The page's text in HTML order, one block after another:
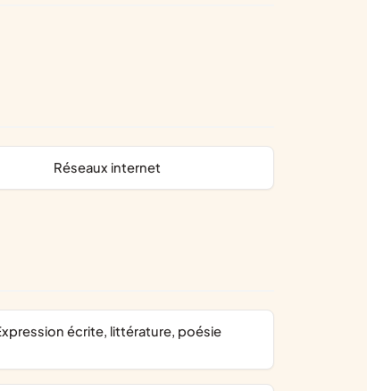
réseaux internet
expression écrite, littérature, poésie